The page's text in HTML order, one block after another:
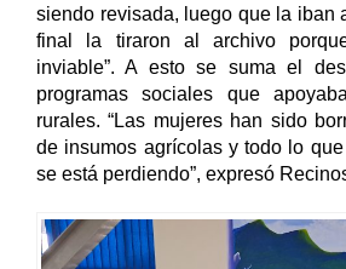
siendo revisada, luego que la iban
final la tiraron al archivo
inviable”. A esto se suma el
programas sociales que
rurales. “Las mujeres han sido
de insumos agrícolas y todo lo
se está perdiendo”, expresó